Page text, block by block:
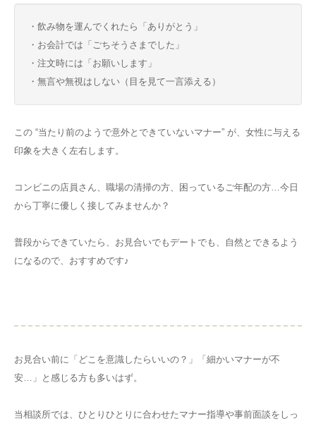
・飲み物を運んでくれたら「ありがとう」
・お会計では「ごちそうさまでした」
・注文時には「お願いします」
・無言や無視はしない（目を見て一言添える）
この “当たり前のようで意外とできていないマナー” が、女性に与える
印象を大きく左右します。
コンビニの店員さん、職場の清掃の方、困っているご年配の方…今日
から丁寧に優しく接してみませんか？
普段からできていたら、お見合いでもデートでも、自然とできるよう
になるので、おすすめです♪
お見合い前に「どこを意識したらいいの？」「細かいマナーが不
安…」と感じる方も多いはず。
当相談所では、ひとりひとりに合わせたマナー指導や事前面談をしっ